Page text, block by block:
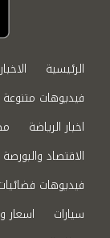
الرئيسية
فيديوهات متنوعة
اخبار الرياضة
الاقتصاد والبورصة
فيديوهات
سيارات
اسعار